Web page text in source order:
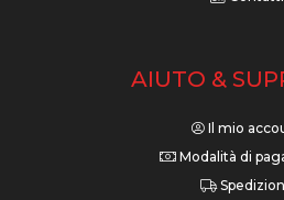
AIUTO &
Il mio
Modalità di